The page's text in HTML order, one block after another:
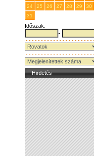
24
25 26 27 28 29
30
31
Időszak:
-
Hirdetés